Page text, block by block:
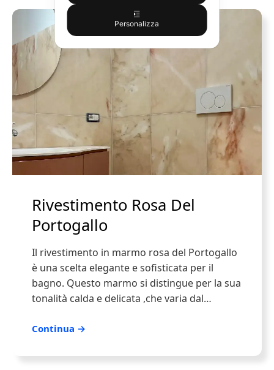
Rivestimento Rosa Del
Portogallo
Il rivestimento in marmo rosa del Portogallo
è una scelta elegante e sofisticata per il
bagno. Questo marmo si distingue per la sua
tonalità calda e delicata ,che varia dal…
Continua →
Personalizza